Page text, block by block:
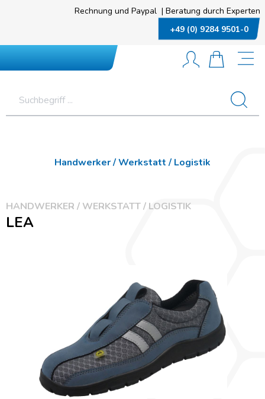
Rechnung und Paypal | Beratung durch Experten
+49 (0) 9284 9501-0
Handwerker / Werkstatt / Logistik
HANDWERKER / WERKSTATT / LOGISTIK
LEA